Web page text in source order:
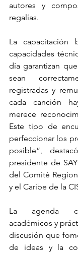
autores y
regalías.
La capacitación
capacidades
día garantizan
sean
registradas y
cada canción
merece
Este tipo de
perfeccionar los
posible”,
presidente de
del Comité
y el Caribe de la
La agenda
académicos y
discusión que
de ideas y la